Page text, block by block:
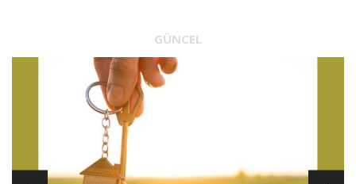
GÜNCEL